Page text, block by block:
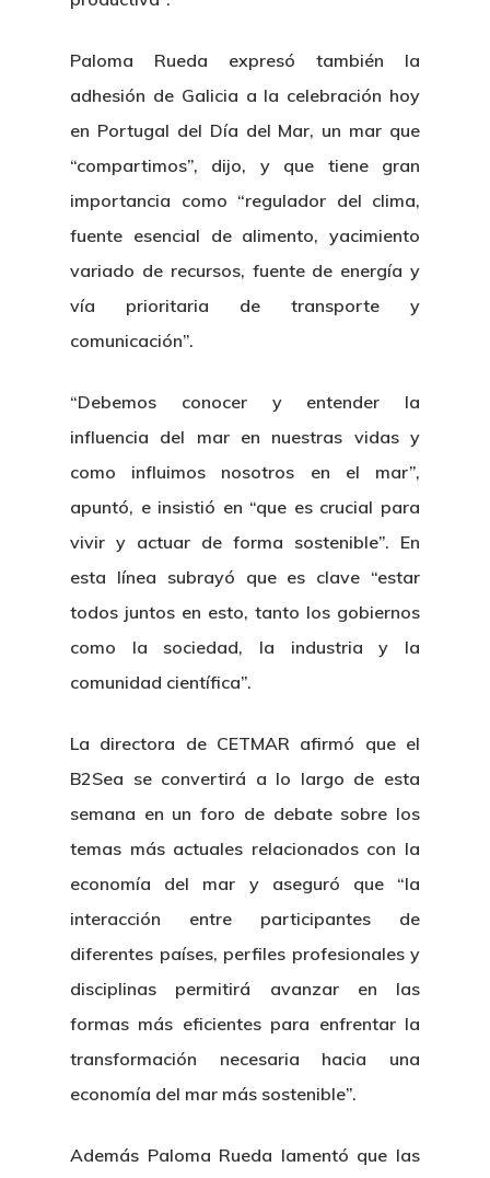
Paloma Rueda expresó también la
adhesión de Galicia a la celebración hoy
en Portugal del Día del Mar, un mar que
“compartimos”, dijo, y que tiene gran
importancia como “regulador del clima,
fuente esencial de alimento, yacimiento
variado de recursos, fuente de energía y
vía prioritaria de transporte y
comunicación”.
“Debemos conocer y entender la
influencia del mar en nuestras vidas y
como influimos nosotros en el mar”,
apuntó, e insistió en “que es crucial para
vivir y actuar de forma sostenible”. En
esta línea subrayó que es clave “estar
todos juntos en esto, tanto los gobiernos
como la sociedad, la industria y la
comunidad científica”.
La directora de CETMAR afirmó que el
B2Sea se convertirá a lo largo de esta
semana en un foro de debate sobre los
temas más actuales relacionados con la
economía del mar y aseguró que “la
interacción entre participantes de
diferentes países, perfiles profesionales y
disciplinas permitirá avanzar en las
formas más eficientes para enfrentar la
transformación necesaria hacia una
economía del mar más sostenible”.
Además Paloma Rueda lamentó que las